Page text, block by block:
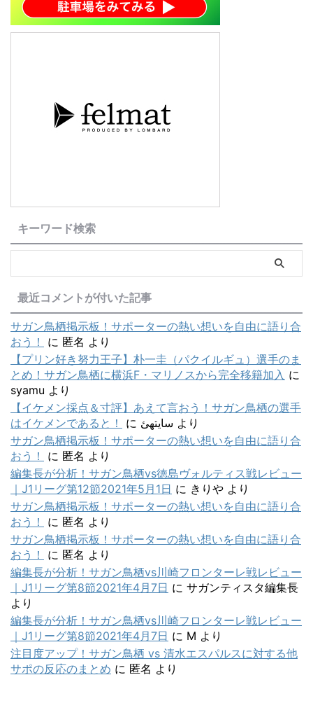
キーワード検索
最近コメントが付いた記事
サガン鳥栖掲示板！サポーターの熱い想いを自由に語り合
おう！
に 匿名 より
【プリン好き努力王子】朴一圭（パクイルギュ）選手のま
とめ！サガン鳥栖に横浜F・マリノスから完全移籍加入 に
syamu より
【イケメン採点＆寸評】あえて言おう！サガン鳥栖の選手
はイケメンであると！
に سایتهئ より
サガン鳥栖掲示板！サポーターの熱い想いを自由に語り合
おう！
に 匿名 より
編集長が分析！サガン鳥栖vs徳島ヴォルティス戦レビュー
｜J1リーグ第12節2021年5月1日 に きりや より
サガン鳥栖掲示板！サポーターの熱い想いを自由に語り合
おう！
に 匿名 より
サガン鳥栖掲示板！サポーターの熱い想いを自由に語り合
おう！
に 匿名 より
編集長が分析！サガン鳥栖vs川崎フロンターレ戦レビュー
｜J1リーグ第8節2021年4月7日 に サガンティスタ編集長
より
編集長が分析！サガン鳥栖vs川崎フロンターレ戦レビュー
｜J1リーグ第8節2021年4月7日 に M より
注目度アップ！サガン鳥栖 vs 清水エスパルスに対する他
サポの反応のまとめ に 匿名 より